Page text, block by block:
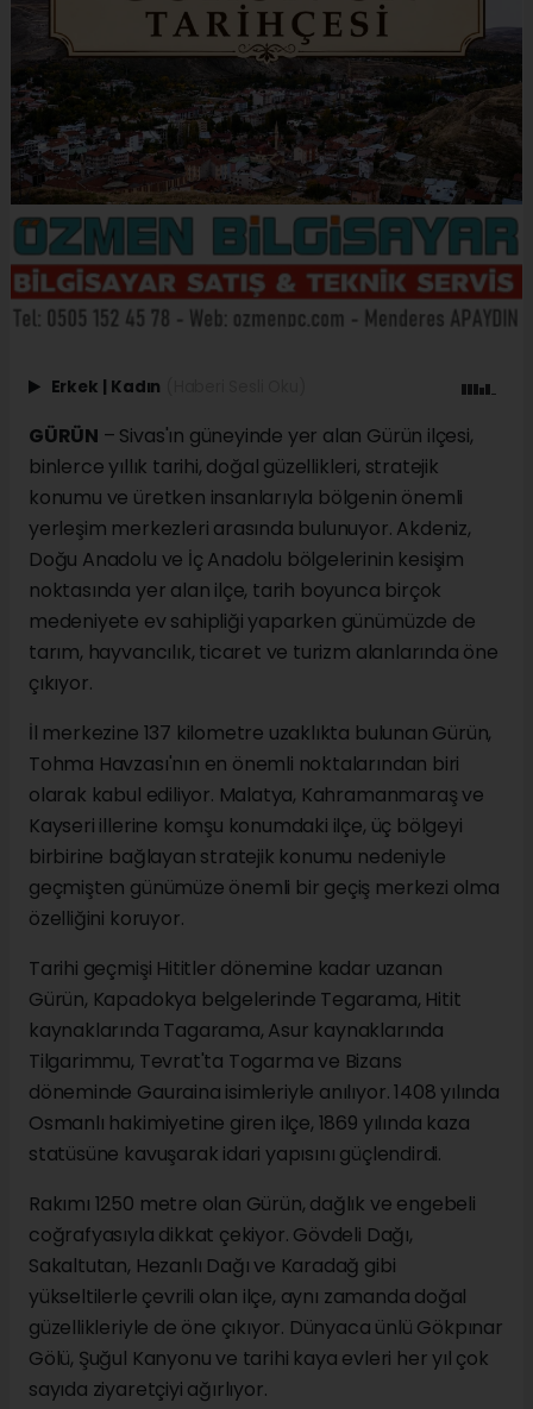
Erkek Kadın
GÜRÜN – Sivas'ın güneyinde yer alan Gürün ilçesi,
binlerce yıllık tarihi, doğal güzellikleri, stratejik
konumu ve üretken insanlarıyla bölgenin önemli
yerleşim merkezleri arasında bulunuyor. Akdeniz,
Doğu Anadolu ve İç Anadolu bölgelerinin kesişim
noktasında yer alan ilçe, tarih boyunca birçok
medeniyete ev sahipliği yaparken günümüzde de
tarım, hayvancılık, ticaret ve turizm alanlarında öne
çıkıyor.
İl merkezine 137 kilometre uzaklıkta bulunan Gürün,
Tohma Havzası'nın en önemli noktalarından biri
olarak kabul ediliyor. Malatya, Kahramanmaraş ve
Kayseri illerine komşu konumdaki ilçe, üç bölgeyi
birbirine bağlayan stratejik konumu nedeniyle
geçmişten günümüze önemli bir geçiş merkezi olma
özelliğini koruyor.
Tarihi geçmişi Hititler dönemine kadar uzanan
Gürün, Kapadokya belgelerinde Tegarama, Hitit
kaynaklarında Tagarama, Asur kaynaklarında
Tilgarimmu, Tevrat'ta Togarma ve Bizans
döneminde Gauraina isimleriyle anılıyor. 1408 yılında
Osmanlı hakimiyetine giren ilçe, 1869 yılında kaza
statüsüne kavuşarak idari yapısını güçlendirdi.
Rakımı 1250 metre olan Gürün, dağlık ve engebeli
coğrafyasıyla dikkat çekiyor. Gövdeli Dağı,
Sakaltutan, Hezanlı Dağı ve Karadağ gibi
yükseltilerle çevrili olan ilçe, aynı zamanda doğal
güzellikleriyle de öne çıkıyor. Dünyaca ünlü Gökpınar
Gölü, Şuğul Kanyonu ve tarihi kaya evleri her yıl çok
sayıda ziyaretçiyi ağırlıyor.